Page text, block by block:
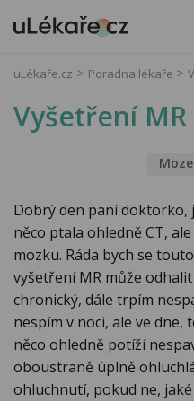
uLékaře.cz Poradna lékaře
Vyšetření
Dobrý den paní doktorko,
něco ptala ohledně CT,
mozku. Ráda bych se
vyšetření MR může
chronický, dále trpím
nespím v noci, ale ve dne,
něco ohledně potíží
oboustraně úplně
ohluchnutí, pokud ne,